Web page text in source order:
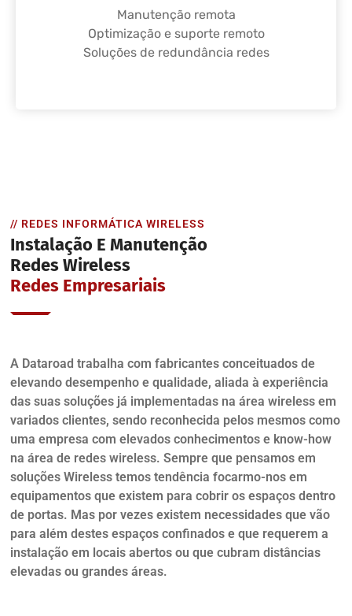
Manutenção remota
Optimização e suporte remoto
Soluções de redundância redes
// REDES INFORMÁTICA WIRELESS
Instalação E Manutenção
Redes Wireless
Redes Empresariais
A Dataroad trabalha com fabricantes conceituados de
elevando desempenho e qualidade, aliada à experiência
das suas soluções já implementadas na área wireless em
variados clientes, sendo reconhecida pelos mesmos como
uma empresa com elevados conhecimentos e know-how
na área de redes wireless. Sempre que pensamos em
soluções Wireless temos tendência focarmo-nos em
equipamentos que existem para cobrir os espaços dentro
de portas. Mas por vezes existem necessidades que vão
para além destes espaços confinados e que requerem a
instalação em locais abertos ou que cubram distâncias
elevadas ou grandes áreas.